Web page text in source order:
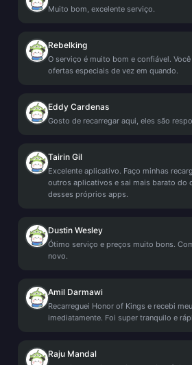
Muito bom, excelente serviço.
Rebelking
O serviço é muito bom e confiável.
ofertas especiais de vez em quando.
Eddy Cardenas
Gosto de recarregar aqui, eles são
Tairin Gil
Excelente aplicativo. Faço minhas
outros aplicativos e sai mais barato do
desses próprios apps.
Dustin Wesley
Ótimo serviço e preços muito bons.
novo.
Amil Darmawi
Recarreguei Honor of Kings e recebi
imediatamente. Foi super tranquilo e
Raju Mandal